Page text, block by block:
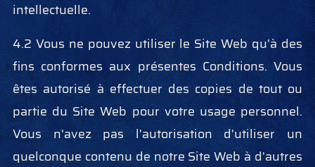
intellectuelle.
4.2 Vous ne pouvez utiliser le Site Web qu'à des
fins conformes aux présentes Conditions. Vous
êtes autorisé à effectuer des copies de tout ou
partie du Site Web pour votre usage personnel.
Vous n'avez pas l'autorisation d'utiliser un
quelconque contenu de notre Site Web à d'autres